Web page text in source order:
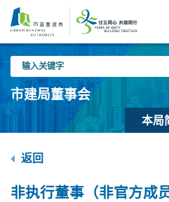
要
入
关
键
市建局董事会
本局
返回
非执行董事（非官方成员